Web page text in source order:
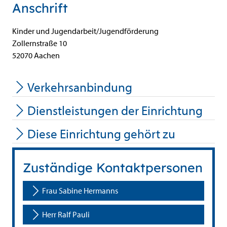
Anschrift
Kinder und Jugendarbeit/Jugendförderung
Zollernstraße 10
52070Aachen
Verkehrsanbindung
Dienstleistungen der Einrichtung
Diese Einrichtung gehört zu
Zuständige Kontaktpersonen
Frau Sabine Hermanns
Herr Ralf Pauli